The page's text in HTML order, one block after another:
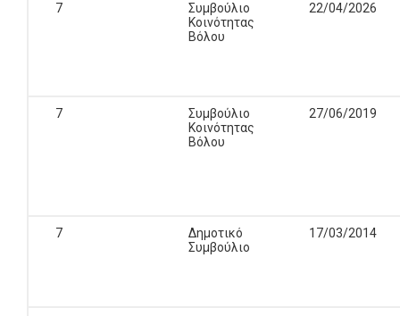
7
Συμβούλιο
Κοινότητας
Βόλου
22/04/2026
7
Συμβούλιο
Κοινότητας
Βόλου
27/06/2019
7
Δημοτικό
Συμβούλιο
17/03/2014